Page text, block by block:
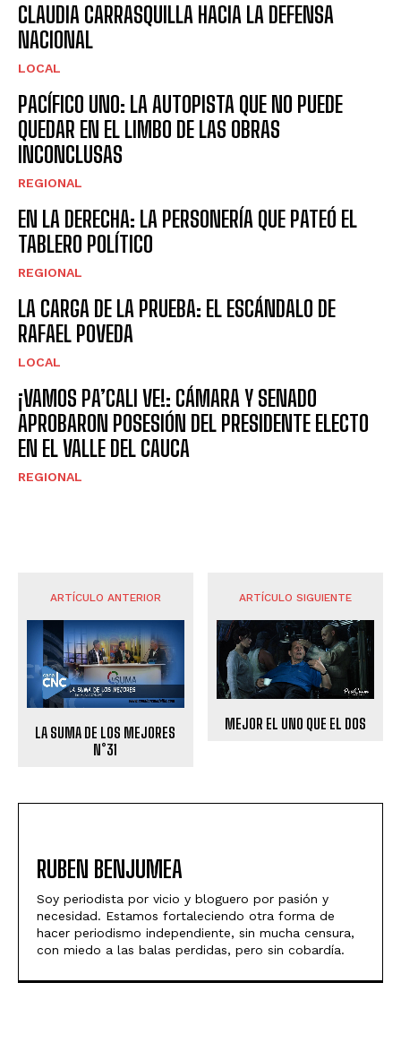
CLAUDIA CARRASQUILLA HACIA LA DEFENSA
NACIONAL
LOCAL
PACÍFICO UNO: LA AUTOPISTA QUE NO PUEDE
QUEDAR EN EL LIMBO DE LAS OBRAS
INCONCLUSAS
REGIONAL
EN LA DERECHA: LA PERSONERÍA QUE PATEÓ EL
TABLERO POLÍTICO
REGIONAL
LA CARGA DE LA PRUEBA: EL ESCÁNDALO DE
RAFAEL POVEDA
LOCAL
¡VAMOS PA’CALI VE!: CÁMARA Y SENADO
APROBARON POSESIÓN DEL PRESIDENTE ELECTO
EN EL VALLE DEL CAUCA
REGIONAL
ARTÍCULO ANTERIOR
LA SUMA DE LOS MEJORES
N°31
ARTÍCULO SIGUIENTE
MEJOR EL UNO QUE EL DOS
RUBEN BENJUMEA
Soy periodista por vicio y bloguero por pasión y
necesidad. Estamos fortaleciendo otra forma de
hacer periodismo independiente, sin mucha censura,
con miedo a las balas perdidas, pero sin cobardía.